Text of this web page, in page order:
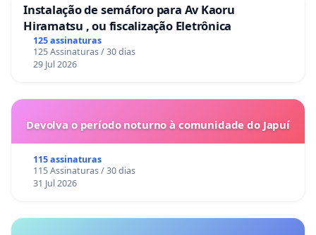
Instalação de semáforo para Av Kaoru
Hiramatsu , ou fiscalização Eletrônica
125 assinaturas
125 Assinaturas / 30 dias
29 Jul 2026
Devolva o período noturno à comunidade do Japuí
115 assinaturas
115 Assinaturas / 30 dias
31 Jul 2026